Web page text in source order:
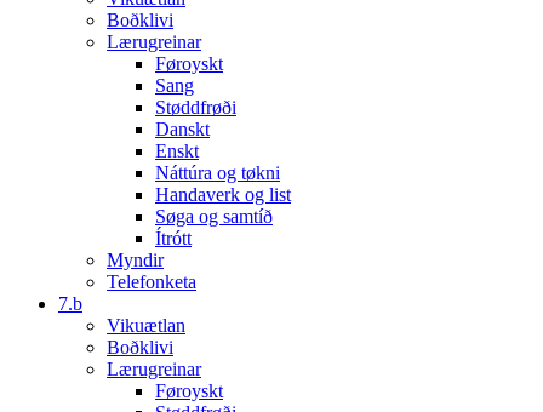
Boðklivi
Lærugreinar
Føroyskt
Sang
Støddfrøði
Danskt
Enskt
Náttúra og tøkni
Handaverk og list
Søga og samtíð
Ítrótt
Myndir
Telefonketa
7.b
Vikuætlan
Boðklivi
Lærugreinar
Føroyskt